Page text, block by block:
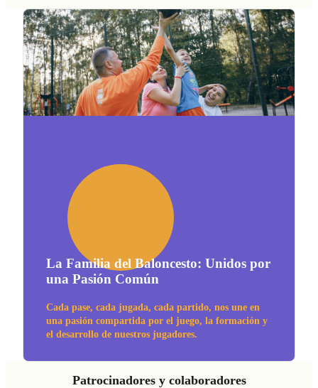
La Familia del Baloncesto: Unidos por
una Pasión Común
Cada pase, cada jugada, cada partido, nos une en
una pasión compartida por el juego, la formación y
el desarrollo de nuestros jugadores.
Patrocinadores y colaboradores